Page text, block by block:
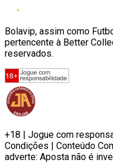
Bolavip, assim como
pertencente à Better
reservados.
+18 | Jogue com
Condições | Conteúdo
adverte: Aposta não é